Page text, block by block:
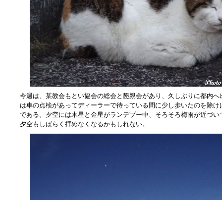
今週は、某教会もとい協会の総会と懇親会があり、久しぶりに都内
は車の点検があってディーラーで待っている間に少し歩いたのを除
である。夕空には木星と金星がランデブー中、そろそろ梅雨が近づ
夕空もしばらく拝めなくなるかもしれない。